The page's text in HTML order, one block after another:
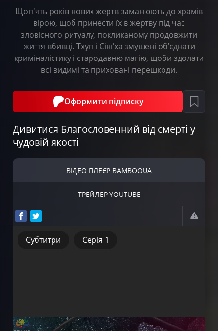
Щоп'ять років нових жертв заманюють до храмів
вірою, щоб принести їх в жертву під час
зловісного ритуалу, покликаному продовжити
життя вбивці. Тхуп і Сінґха змушені об'єднати
криміналістику і стародавню магію, щоби здолати
всі видимі та приховані перешкоди.
Оформити підписку
Дивитися Благословенний від смерті у
чудовій якості
ВІДЕО ПЛЕЄР BAMBOOUA
ТРЕЙЛЕР YOUTUBE
Серія 1
Субтитри